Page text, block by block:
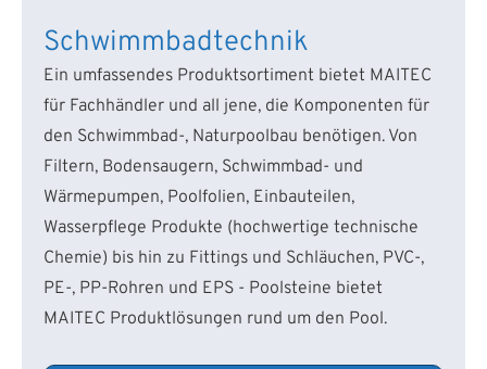
Schwimmbadtechnik
Ein umfassendes Produktsortiment bietet MAITEC
für Fachhändler und all jene, die Komponenten für
den Schwimmbad-, Naturpoolbau benötigen. Von
Filtern, Bodensaugern, Schwimmbad- und
Wärmepumpen, Poolfolien, Einbauteilen,
Wasserpflege Produkte (hochwertige technische
Chemie) bis hin zu Fittings und Schläuchen, PVC-,
PE-, PP-Rohren und EPS - Poolsteine bietet
MAITEC Produktlösungen rund um den Pool.